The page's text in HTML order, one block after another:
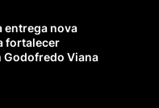
entrega nova
fortalecer
Viana